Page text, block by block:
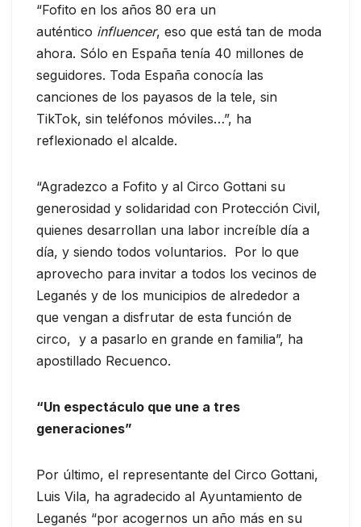
“Fofito en los años 80 era un
auténtico influencer, eso que está tan de moda
ahora. Sólo en España tenía 40 millones de
seguidores. Toda España conocía las
canciones de los payasos de la tele, sin
TikTok, sin teléfonos móviles…”, ha
reflexionado el alcalde.
“Agradezco a Fofito y al Circo Gottani su
generosidad y solidaridad con Protección Civil,
quienes desarrollan una labor increíble día a
día, y siendo todos voluntarios. Por lo que
aprovecho para invitar a todos los vecinos de
Leganés y de los municipios de alrededor a
que vengan a disfrutar de esta función de
circo, y a pasarlo en grande en familia”, ha
apostillado Recuenco.
“Un espectáculo que une a tres
generaciones”
Por último, el representante del Circo Gottani,
Luis Vila, ha agradecido al Ayuntamiento de
Leganés “por acogernos un año más en su